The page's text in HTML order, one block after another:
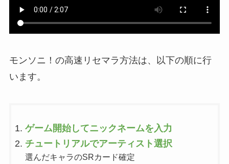
モンソニ！の高速リセマラ方法は、以下の順に行
います。
ゲーム開始してニックネームを入力
チュートリアルでアーティスト選択
選んだキャラのSRカード確定